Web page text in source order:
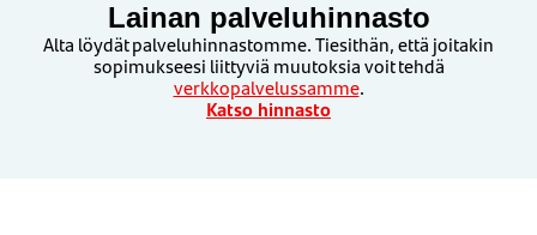
Lainan palveluhinnasto
Alta löydät palveluhinnastomme. Tiesithän, että joitakin
sopimukseesi liittyviä muutoksia voit tehdä
verkkopalvelussamme.
Katso hinnasto